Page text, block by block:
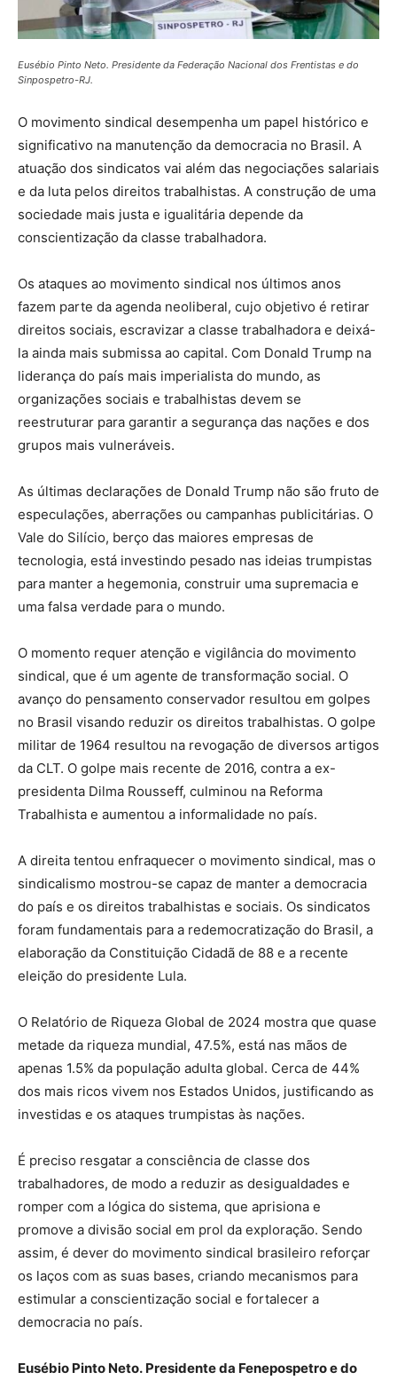
Eusébio Pinto Neto. Presidente da Federação Nacional dos Frentistas e do
Sinpospetro-RJ.
O movimento sindical desempenha um papel histórico e
significativo na manutenção da democracia no Brasil. A
atuação dos sindicatos vai além das negociações salariais
e da luta pelos direitos trabalhistas. A construção de uma
sociedade mais justa e igualitária depende da
conscientização da classe trabalhadora.
Os ataques ao movimento sindical nos últimos anos
fazem parte da agenda neoliberal, cujo objetivo é retirar
direitos sociais, escravizar a classe trabalhadora e deixá-
la ainda mais submissa ao capital. Com Donald Trump na
liderança do país mais imperialista do mundo, as
organizações sociais e trabalhistas devem se
reestruturar para garantir a segurança das nações e dos
grupos mais vulneráveis.
As últimas declarações de Donald Trump não são fruto de
especulações, aberrações ou campanhas publicitárias. O
Vale do Silício, berço das maiores empresas de
tecnologia, está investindo pesado nas ideias trumpistas
para manter a hegemonia, construir uma supremacia e
uma falsa verdade para o mundo.
O momento requer atenção e vigilância do movimento
sindical, que é um agente de transformação social. O
avanço do pensamento conservador resultou em golpes
no Brasil visando reduzir os direitos trabalhistas. O golpe
militar de 1964 resultou na revogação de diversos artigos
da CLT. O golpe mais recente de 2016, contra a ex-
presidenta Dilma Rousseff, culminou na Reforma
Trabalhista e aumentou a informalidade no país.
A direita tentou enfraquecer o movimento sindical, mas o
sindicalismo mostrou-se capaz de manter a democracia
do país e os direitos trabalhistas e sociais. Os sindicatos
foram fundamentais para a redemocratização do Brasil, a
elaboração da Constituição Cidadã de 88 e a recente
eleição do presidente Lula.
O Relatório de Riqueza Global de 2024 mostra que quase
metade da riqueza mundial, 47.5%, está nas mãos de
apenas 1.5% da população adulta global. Cerca de 44%
dos mais ricos vivem nos Estados Unidos, justificando as
investidas e os ataques trumpistas às nações.
É preciso resgatar a consciência de classe dos
trabalhadores, de modo a reduzir as desigualdades e
romper com a lógica do sistema, que aprisiona e
promove a divisão social em prol da exploração. Sendo
assim, é dever do movimento sindical brasileiro reforçar
os laços com as suas bases, criando mecanismos para
estimular a conscientização social e fortalecer a
democracia no país.
Eusébio Pinto Neto. Presidente da Fenepospetro e do